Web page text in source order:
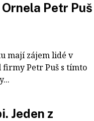
Petr Puš
mají zájem lidé v
Petr Puš s tímto
Jeden z